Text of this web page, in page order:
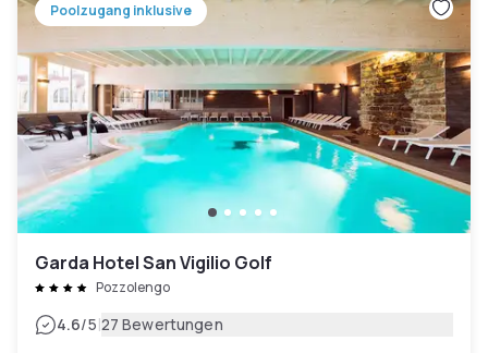
Poolzugang inklusive
Garda Hotel San Vigilio Golf
Pozzolengo
4.6/5|27 Bewertungen